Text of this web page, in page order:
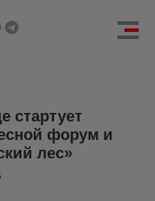
стартует
форум и
лес»